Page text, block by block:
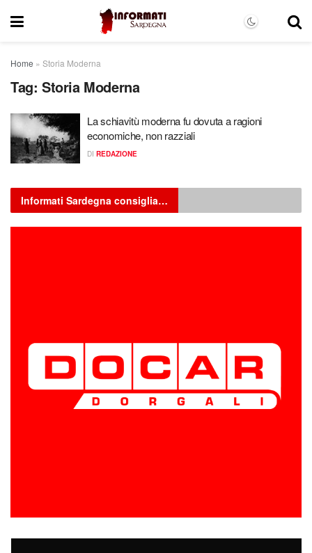
Home » Storia Moderna
Tag: Storia Moderna
La schiavitù moderna fu dovuta a ragioni
economiche, non razziali
DI REDAZIONE
Informati Sardegna consiglia…